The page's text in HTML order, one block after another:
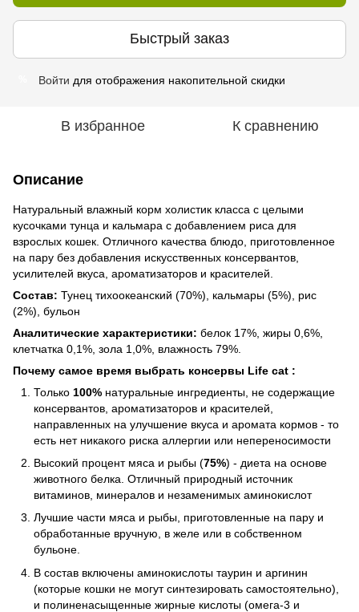
Быстрый заказ
Войти для отображения накопительной скидки
В избранное К сравнению
Описание
Натуральный влажный корм холистик класса с целыми
кусочками тунца и кальмара с добавлением риса для
взрослых кошек. Отличного качества блюдо, приготовленное
на пару без добавления искусственных консервантов,
усилителей вкуса, ароматизаторов и красителей.
Состав: Тунец тихоокеанский (70%), кальмары (5%), рис
(2%), бульон
Аналитические характеристики: белок 17%, жиры 0,6%,
клетчатка 0,1%, зола 1,0%, влажность 79%.
Почему самое время выбрать консервы Life cat :
Только 100% натуральные ингредиенты, не содержащие
консервантов, ароматизаторов и красителей,
направленных на улучшение вкуса и аромата кормов - то
есть нет никакого риска аллергии или непереносимости
Высокий процент мяса и рыбы (75%) - диета на основе
животного белка. Отличный природный источник
витаминов, минералов и незаменимых аминокислот
Лучшие части мяса и рыбы, приготовленные на пару и
обработанные вручную, в желе или в собственном
бульоне.
В состав включены аминокислоты таурин и аргинин
(которые кошки не могут синтезировать самостоятельно),
и полиненасыщенные жирные кислоты (омега-3 и